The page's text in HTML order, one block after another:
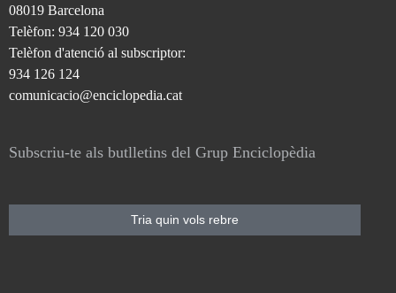
08019 Barcelona
Telèfon: 934 120 030
Telèfon d'atenció al subscriptor:
934 126 124
comunicacio@enciclopedia.cat
Subscriu-te als butlletins del Grup Enciclopèdia
Tria quin vols rebre